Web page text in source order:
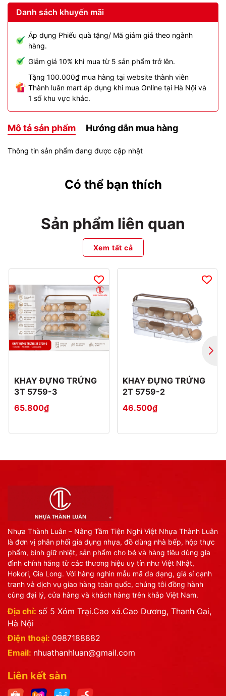
Danh sách khuyến mãi
Áp dụng Phiếu quà tặng/ Mã giảm giá theo ngành
hàng.
Giảm giá 10% khi mua từ 5 sản phẩm trở lên.
Tặng 100.000₫ mua hàng tại website thành viên
Thành luân mart áp dụng khi mua Online tại Hà Nội và
1 số khu vực khác.
Mô tả sản phẩm Hướng dẫn mua hàng
Thông tin sản phẩm đang được cập nhật
Có thể bạn thích
Sản phẩm liên quan
Xem tất cả
KHAY ĐỰNG TRỨNG
3T 5759-3
65.800₫
KHAY ĐỰNG TRỨNG
2T 5759-2
46.500₫
Nhựa Thành Luân – Nâng Tầm Tiện Nghi Việt Nhựa Thành Luân
là đơn vị phân phối gia dụng nhựa, đồ dùng nhà bếp, hộp thực
phẩm, bình giữ nhiệt, sản phẩm cho bé và hàng tiêu dùng gia
đình chính hãng từ các thương hiệu uy tín như Việt Nhật,
Hokori, Gia Long. Với hàng nghìn mẫu mã đa dạng, giá sỉ cạnh
tranh và dịch vụ giao hàng toàn quốc, chúng tôi đồng hành
cùng đại lý, cửa hàng và khách hàng trên khắp Việt Nam.
Địa chỉ: số 5 Xóm Trại.Cao xá.Cao Dương, Thanh Oai,
Hà Nội
Điện thoại: 0987188882
Email: nhuathanhluan@gmail.com
Liên kết sàn